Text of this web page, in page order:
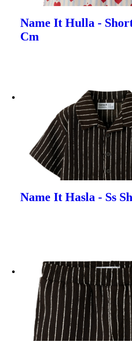
Name It Hulla -
Cm
Name It Hasla - Ss